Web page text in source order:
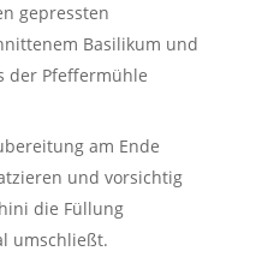
gepressten
Basilikum und
der Pfeffermühle
am Ende
und vorsichtig
die Füllung
umschließt.